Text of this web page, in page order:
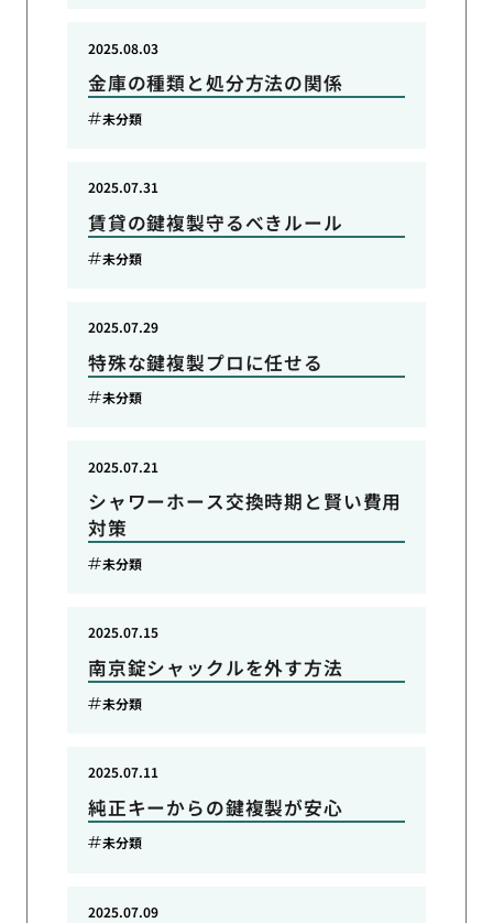
金庫の種類と処分方法の関係
2025.08.03
未分類
賃貸の鍵複製守るべきルール
2025.07.31
未分類
特殊な鍵複製プロに任せる
2025.07.29
未分類
シャワーホース交換時期と賢い費用
対策
2025.07.21
未分類
南京錠シャックルを外す方法
2025.07.15
未分類
純正キーからの鍵複製が安心
2025.07.11
未分類
2025.07.09